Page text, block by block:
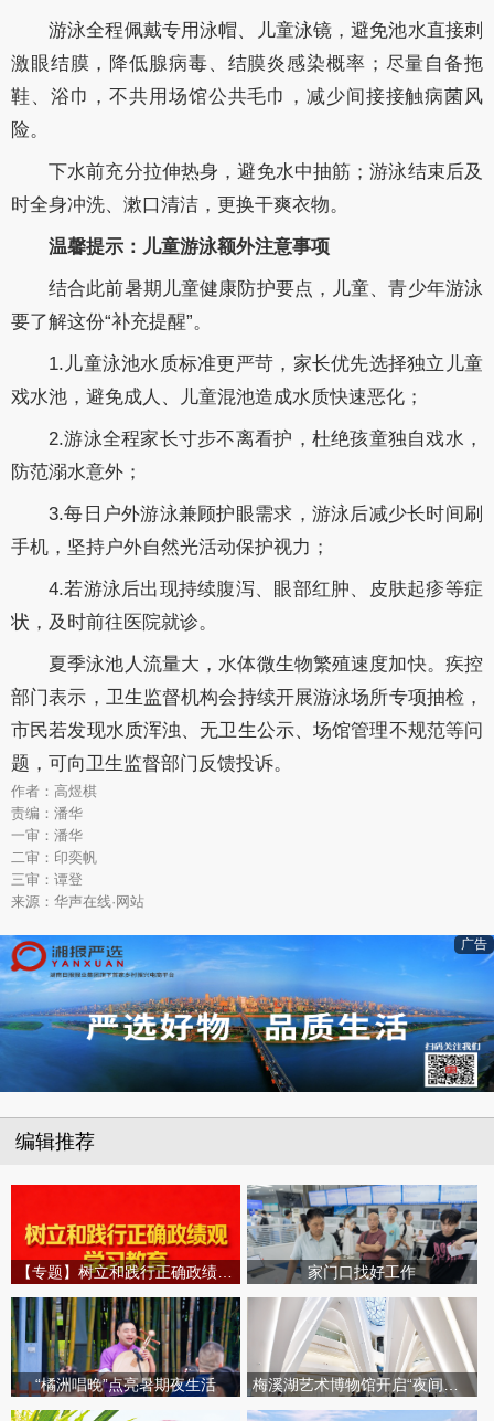
游泳全程佩戴专用泳帽、儿童泳镜，避免池水直接刺
激眼结膜，降低腺病毒、结膜炎感染概率；尽量自备拖
鞋、浴巾，不共用场馆公共毛巾，减少间接接触病菌风
险。
下水前充分拉伸热身，避免水中抽筋；游泳结束后及
时全身冲洗、漱口清洁，更换干爽衣物。
温馨提示：儿童游泳额外注意事项
结合此前暑期儿童健康防护要点，儿童、青少年游泳
要了解这份“补充提醒”。
1.儿童泳池水质标准更严苛，家长优先选择独立儿童
戏水池，避免成人、儿童混池造成水质快速恶化；
2.游泳全程家长寸步不离看护，杜绝孩童独自戏水，
防范溺水意外；
3.每日户外游泳兼顾护眼需求，游泳后减少长时间刷
手机，坚持户外自然光活动保护视力；
4.若游泳后出现持续腹泻、眼部红肿、皮肤起疹等症
状，及时前往医院就诊。
夏季泳池人流量大，水体微生物繁殖速度加快。疾控
部门表示，卫生监督机构会持续开展游泳场所专项抽检，
市民若发现水质浑浊、无卫生公示、场馆管理不规范等问
题，可向卫生监督部门反馈投诉。
作者：高煜棋
责编：潘华
一审：潘华
二审：印奕帆
三审：谭登
来源：华声在线·网站
广告
编辑推荐
家门口找好工作
“橘洲唱晚”点亮暑期夜生活 梅溪湖艺术博物馆开启“夜间模式”